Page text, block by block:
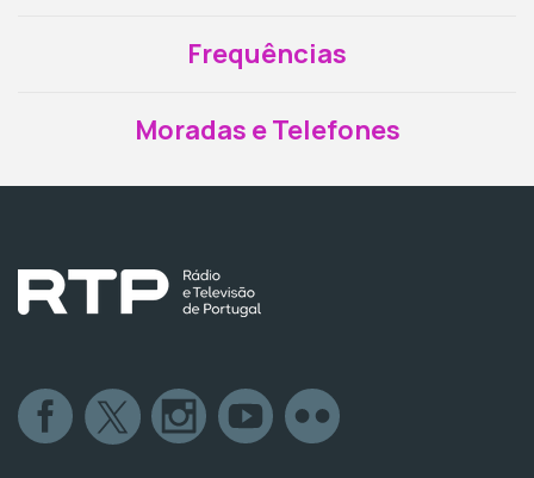
Frequências
Moradas e Telefones